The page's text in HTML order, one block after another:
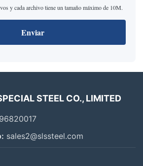
y cada archivo tiene un tamaño máximo de 10M.
Enviar
STEEL CO., LIMITED
sales2@slssteel.com